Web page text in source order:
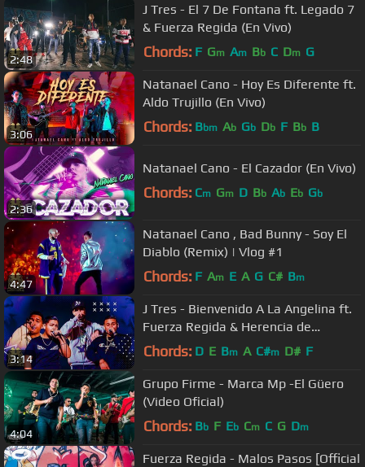
2:48
J Tres - El 7 De Fontana ft. Legado 7
& Fuerza Regida (En Vivo)
Chords: F Gm Am Bb C Dm G
3:06
Natanael Cano - Hoy Es Diferente ft.
Aldo Trujillo (En Vivo)
Chords: Bbm Ab Gb Db F Bb B
2:36
Natanael Cano - El Cazador (En Vivo)
Chords: Cm Gm D Bb Ab Eb Gb
4:47
Natanael Cano , Bad Bunny - Soy El
Diablo (Remix) | Vlog #1
Chords: F Am E A G C# Bm
3:14
J Tres - Bienvenido A La Angelina ft.
Fuerza Regida & Herencia de
Patrones (En Vivo)
Chords: D E Bm A C#m D# F
4:04
Grupo Firme - Marca Mp -El Güero
(Video Oficial)
Chords: Bb F Eb Cm C G Dm
Fuerza Regida - Malos Pasos [Official